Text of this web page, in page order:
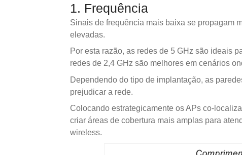
1. Frequência
Sinais de frequência mais baixa se propagam
elevadas.
Por esta razão, as redes de 5 GHz são ideais
redes de 2,4 GHz são melhores em cenários
Dependendo do tipo de implantação, as
prejudicar a rede.
Colocando estrategicamente os APs co-
criar áreas de cobertura mais amplas para
wireless.